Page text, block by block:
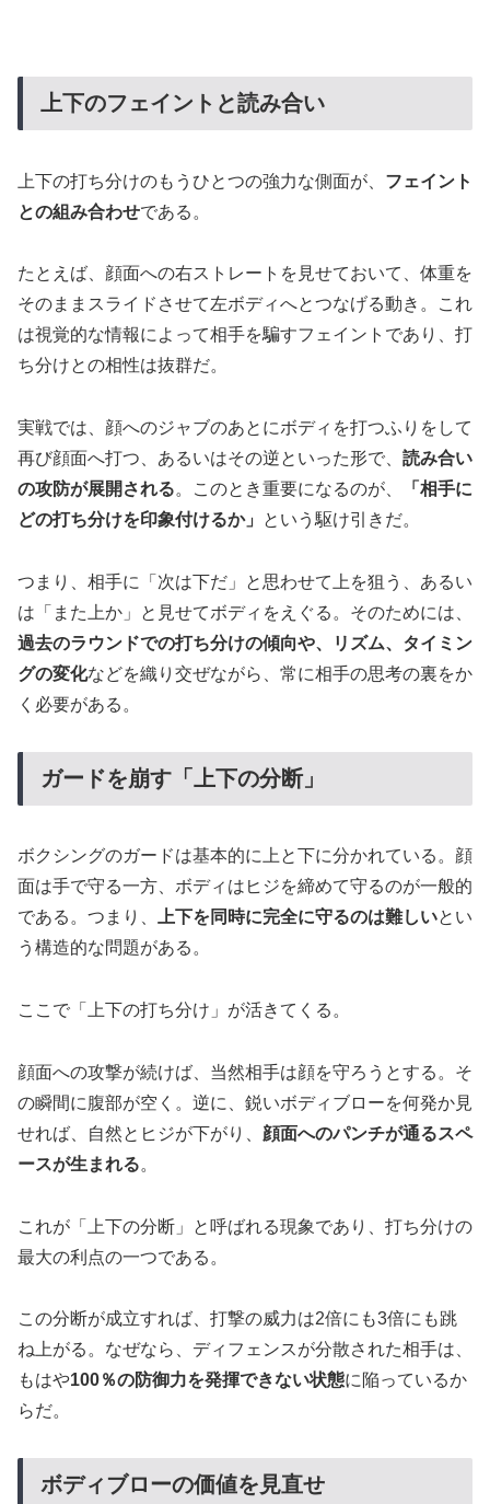
上下のフェイントと読み合い
上下の打ち分けのもうひとつの強力な側面が、 フェイント
との組み合わせである。
たとえば、顔面への右ストレートを見せておいて、体重を
そのままスライドさせて左ボディへとつなげる動き。これ
は視覚的な情報によって相手を騙すフェイントであり、打
ち分けとの相性は抜群だ。
実戦では、顔へのジャブのあとにボディを打つふりをして
再び顔面へ打つ、あるいはその逆といった形で、 読み合い
の攻防が展開される。このとき重要になるのが、
「相手に
どの打ち分けを印象付けるか」
という駆け引きだ。
つまり、相手に「次は下だ」と思わせて上を狙う、あるい
は「また上か」と見せてボディをえぐる。そのためには、
過去のラウンドでの打ち分けの傾向や、リズム、タイミン
グの変化などを織り交ぜながら、常に相手の思考の裏をか
く必要がある。
ガードを崩す「上下の分断」
ボクシングのガードは基本的に上と下に分かれている。顔
面は手で守る一方、ボディはヒジを締めて守るのが一般的
である。つまり、
上下を同時に完全に守るのは難しいとい
う構造的な問題がある。
ここで「上下の打ち分け」が活きてくる。
顔面への攻撃が続けば、当然相手は顔を守ろうとする。そ
の瞬間に腹部が空く。逆に、鋭いボディブローを何発か見
せれば、自然とヒジが下がり、 顔面へのパンチが通るスペ
ースが生まれる。
これが「上下の分断」と呼ばれる現象であり、打ち分けの
最大の利点の一つである。
この分断が成立すれば、打撃の威力は2倍にも3倍にも跳
ね上がる。なぜなら、ディフェンスが分散された相手は、
もはや100％の防御力を発揮できない状態に陥っているか
らだ。
ボディブローの価値を見直せ